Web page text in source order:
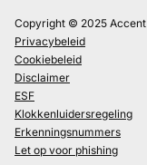
Copyright © 2025
Privacybeleid
Cookiebeleid
Disclaimer
ESF
Klokkenluidersregeling
Erkenningsnummers
Let op voor phishing